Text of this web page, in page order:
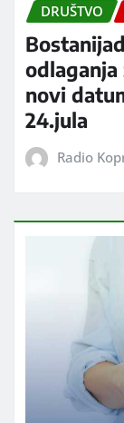
DRUŠTVO
odlaganja
novi
24.jula
Radio